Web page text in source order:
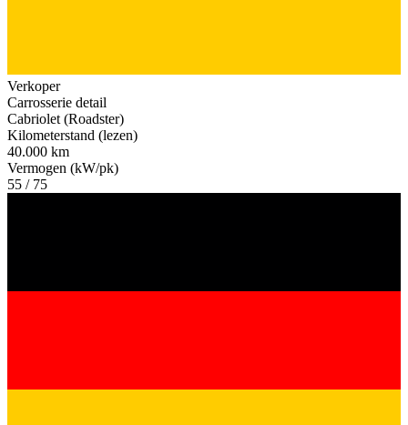
Verkoper
Carrosserie detail
Cabriolet (Roadster)
Kilometerstand (lezen)
40.000 km
Vermogen (kW/pk)
55 / 75